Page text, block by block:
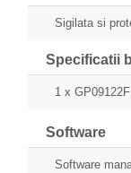
Sigilata si
Specificatii
1 x
Software
Software